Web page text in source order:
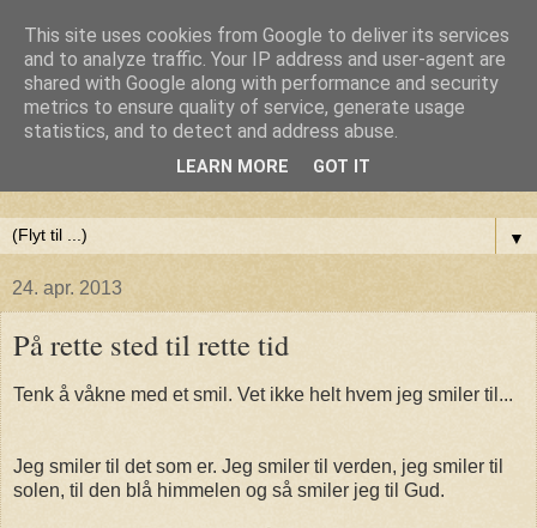
Anne-Maries blog
Min blog om livet - om troen, håbet og kærligheden. Troen
▼
24. apr. 2013
På rette sted til rette tid
Tenk å våkne med et smil. Vet ikke helt hvem jeg smiler til...
Jeg smiler til det som er. Jeg smiler til verden, jeg smiler til
solen, til den blå himmelen og så smiler jeg til Gud.
This site uses cookies from Google to deliver its services
and to analyze traffic. Your IP address and user-agent are
shared with Google along with performance and security
metrics to ensure quality of service, generate usage
statistics, and to detect and address abuse.
LEARN MORE GOT IT